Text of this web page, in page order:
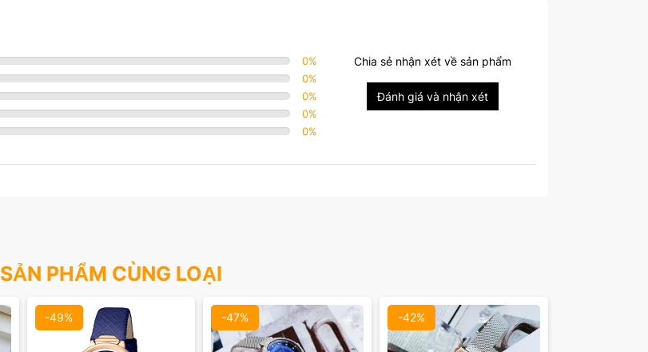
0%
0%
0%
0%
0%
Chia sẻ nhận xét về sản phẩm
Đánh giá và nhận xét
SẢN PHẨM CÙNG LOẠI
-49% -47% -42%